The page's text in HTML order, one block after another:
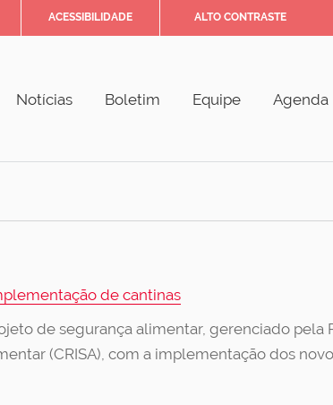
ACESSIBILIDADE ALTO CONTRASTE
Notícias Boletim Equipe Agenda
de cantinas
de segurança alimentar, gerenciado pela
(CRISA), com a implementação dos